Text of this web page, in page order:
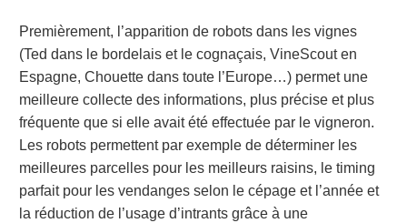
Premièrement, l’apparition de robots dans les vignes
(Ted dans le bordelais et le cognaçais, VineScout en
Espagne, Chouette dans toute l’Europe…) permet une
meilleure collecte des informations, plus précise et plus
fréquente que si elle avait été effectuée par le vigneron.
Les robots permettent par exemple de déterminer les
meilleures parcelles pour les meilleurs raisins, le timing
parfait pour les vendanges selon le cépage et l’année et
la réduction de l’usage d’intrants grâce à une